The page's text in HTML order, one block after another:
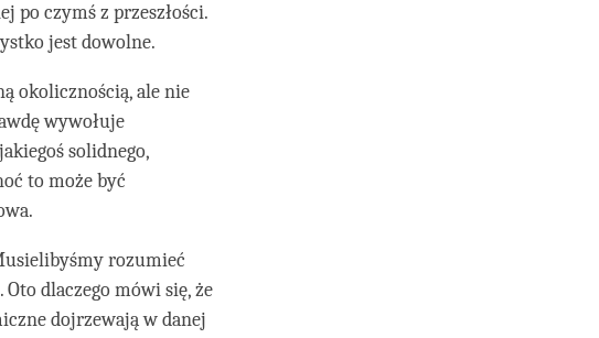
po czymś z przeszłości.
jest dowolne.
okolicznością, ale nie
wywołuje
solidnego,
to może być
rozumieć
dlaczego mówi się, że
dojrzewają w danej